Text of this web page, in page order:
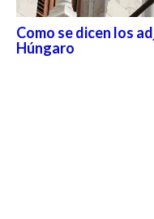
Como se dicen los
Húngaro